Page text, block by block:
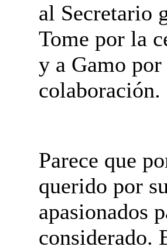
al Secretario
Tome por la
y a Gamo
colaboración.
Parece que
querido por
apasionados
considerado.